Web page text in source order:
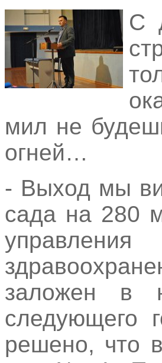
С
мил не
огней…
- Выход мы
сада на 280
заложен в
следующего
решено, что